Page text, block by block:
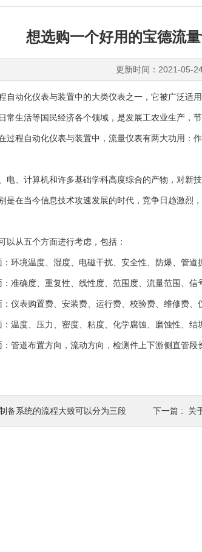
想选购一个好用的宝德流
更新时间：2021-05-
自动化仪表与装置中的大类仪表之一，它被广泛适
常生活等国民经济各个领域，是发展工农业生产，
过程自动化仪表与装置中，流量仪表有两大功用：
、计算机和许多基础学科高度综合的产物，对新
是在当今信息技术攻速发展的时代，竞争日趋激烈
从五个方面进行考虑，包括：
境温度、湿度、电磁干扰、安全性、防爆、管道
确度、重复性、线性度、范围度、流量范围、信
表购置费、安装费、运行费、校验费、维修费、
度、压力、密度、粘度、化学腐蚀、磨蚀性、结
道布置方向，流动方向，检测件上下游侧直管段
备系统的流程大致可以分为三段 下一篇 : 关